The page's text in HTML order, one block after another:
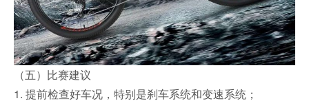
（五）比赛建议
1. 提前检查好车况，特别是刹车系统和变速系统；